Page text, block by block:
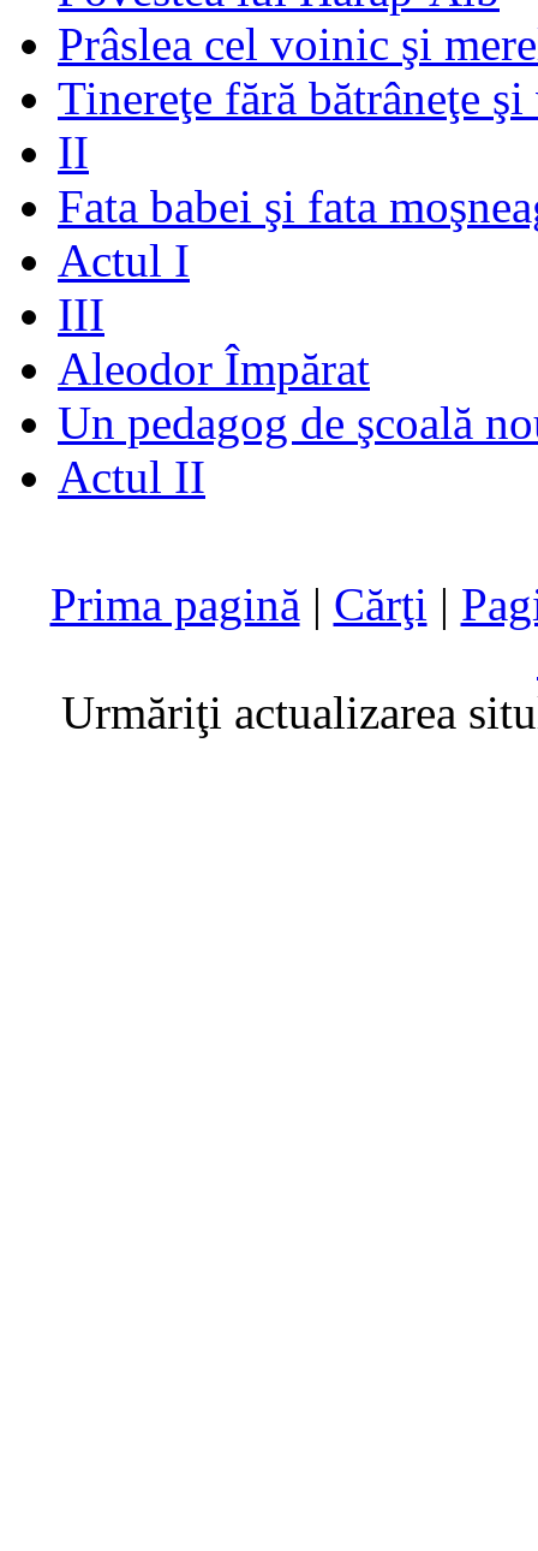
Prâslea cel voinic şi
Tinereţe fără bătrâneţe
II
Fata babei şi fata
Actul I
III
Aleodor Împărat
Un pedagog de şcoală
Actul II
Prima pagină | Cărţi |
Urmăriţi actualizarea